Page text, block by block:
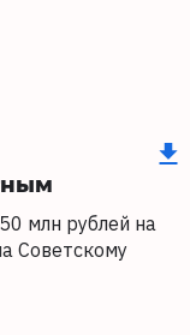
млн рублей на
Советскому